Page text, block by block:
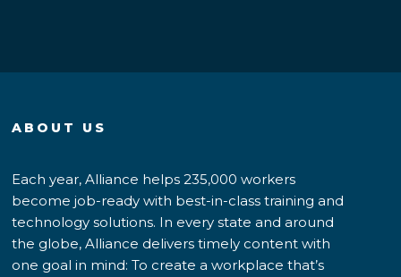
ABOUT US
Each year, Alliance helps 235,000 workers
become job-ready with best-in-class training and
technology solutions. In every state and around
the globe, Alliance delivers timely content with
one goal in mind: To create a workplace that’s